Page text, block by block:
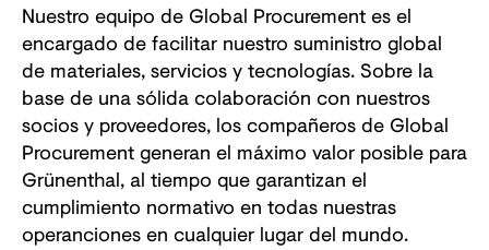
Nuestro equipo de Global Procurement es el
encargado de facilitar nuestro suministro global
de materiales, servicios y tecnologías. Sobre la
base de una sólida colaboración con nuestros
socios y proveedores, los compañeros de Global
Procurement generan el máximo valor posible para
Grünenthal, al tiempo que garantizan el
cumplimiento normativo en todas nuestras
operanciones en cualquier lugar del mundo.